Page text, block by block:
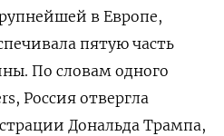
в Европе,
пятую часть
По словам одного
Россия отвергла
Дональда Трампа,